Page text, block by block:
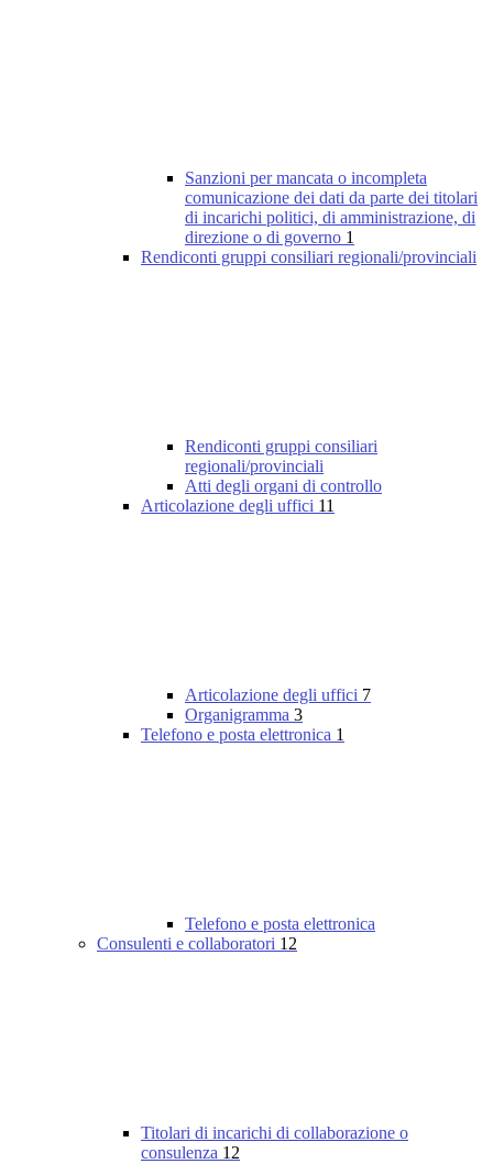
Sanzioni per mancata o incompleta
comunicazione dei dati da parte dei titolari
di incarichi politici, di amministrazione, di
direzione o di governo 1
Rendiconti gruppi consiliari regionali/provinciali
Rendiconti gruppi consiliari
regionali/provinciali
Atti degli organi di controllo
Articolazione degli uffici 11
Articolazione degli uffici 7
Organigramma 3
Telefono e posta elettronica 1
Telefono e posta elettronica
Consulenti e collaboratori 12
Titolari di incarichi di collaborazione o
consulenza 12